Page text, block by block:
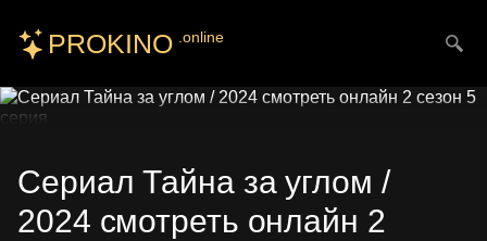
PROKINO .online
Сериал Тайна за углом /
2024 смотреть онлайн 2